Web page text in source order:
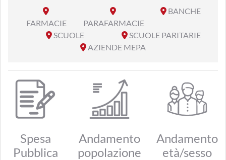
FARMACIE PARAFARMACIE
BANCHE
SCUOLE
SCUOLE PARITARIE
AZIENDE MEPA
Spesa
Pubblica
Andamento
popolazione
Andamento
età/sesso